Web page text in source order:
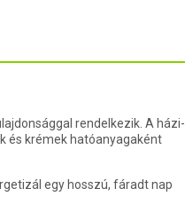
rendelkezik. A házi-
és krémek hatóanyagaként
egy hosszú, fáradt nap